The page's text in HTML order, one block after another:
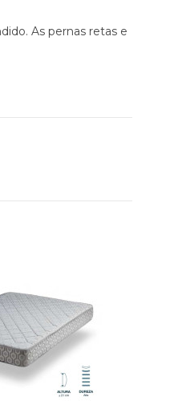
As pernas retas e